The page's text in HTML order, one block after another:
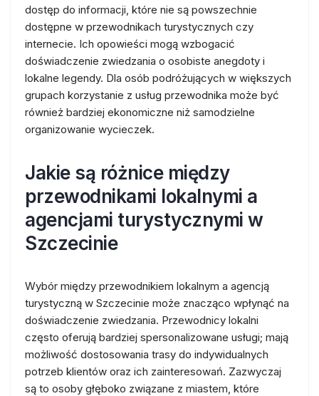
dostęp do informacji, które nie są powszechnie
dostępne w przewodnikach turystycznych czy
internecie. Ich opowieści mogą wzbogacić
doświadczenie zwiedzania o osobiste anegdoty i
lokalne legendy. Dla osób podróżujących w większych
grupach korzystanie z usług przewodnika może być
również bardziej ekonomiczne niż samodzielne
organizowanie wycieczek.
Jakie są różnice między
przewodnikami lokalnymi a
agencjami turystycznymi w
Szczecinie
Wybór między przewodnikiem lokalnym a agencją
turystyczną w Szczecinie może znacząco wpłynąć na
doświadczenie zwiedzania. Przewodnicy lokalni
często oferują bardziej spersonalizowane usługi; mają
możliwość dostosowania trasy do indywidualnych
potrzeb klientów oraz ich zainteresowań. Zazwyczaj
są to osoby głęboko związane z miastem, które